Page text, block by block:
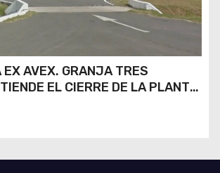
EX AVEX. GRANJA TRES
EL CIERRE DE LA PLANTA